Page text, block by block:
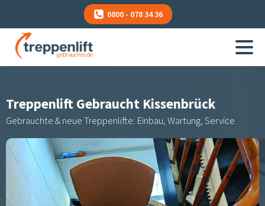
0800 - 078 34 36
Treppenlift Gebraucht Kissenbrück
Gebrauchte & neue Treppenlifte: Einbau, Wartung, Service